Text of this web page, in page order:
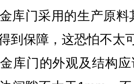
库门采用的生产原
到保障，这恐怕不太
门的外观及结构应